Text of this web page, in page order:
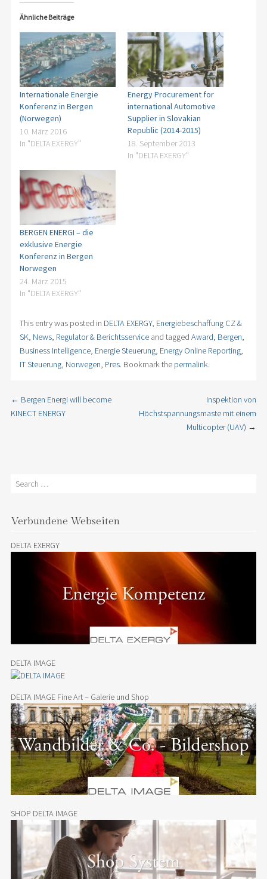
Ähnliche Beiträge
Internationale Energie
Konferenz in Bergen
(Norwegen)
10. März 2016
In "DELTA EXERGY"
Energy Procurement for
international Automotive
Supplier in Slovakian
Republic (2014-2015)
18. September 2013
In "DELTA EXERGY"
BERGEN ENERGI – die
exklusive Energie
Konferenz in Bergen
Norwegen
24. März 2015
In "DELTA EXERGY"
This entry was posted in DELTA EXERGY, Energiebeschaffung CZ &
SK, News, Regulator & Berichtsserviceand tagged Award, Bergen,
Business Intelligence, Energie Steuerung, Energy Online Reporting,
IT Steuerung, Norwegen, Pres. Bookmark the permalink.
Post navigation
← Bergen Energi will become
KINECT ENERGY
Inspektion von
Höchstspannungsmaste mit einem
Multicopter (UAV) →
Search
Verbundene Webseiten
DELTA EXERGY
DELTA IMAGE
DELTA IMAGE Fine Art – Galerie und Shop
SHOP DELTA IMAGE